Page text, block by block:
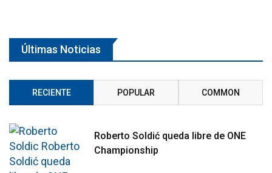
Últimas Noticias
RECIENTE POPULAR COMMON
Roberto Soldić queda libre de ONE
Championship